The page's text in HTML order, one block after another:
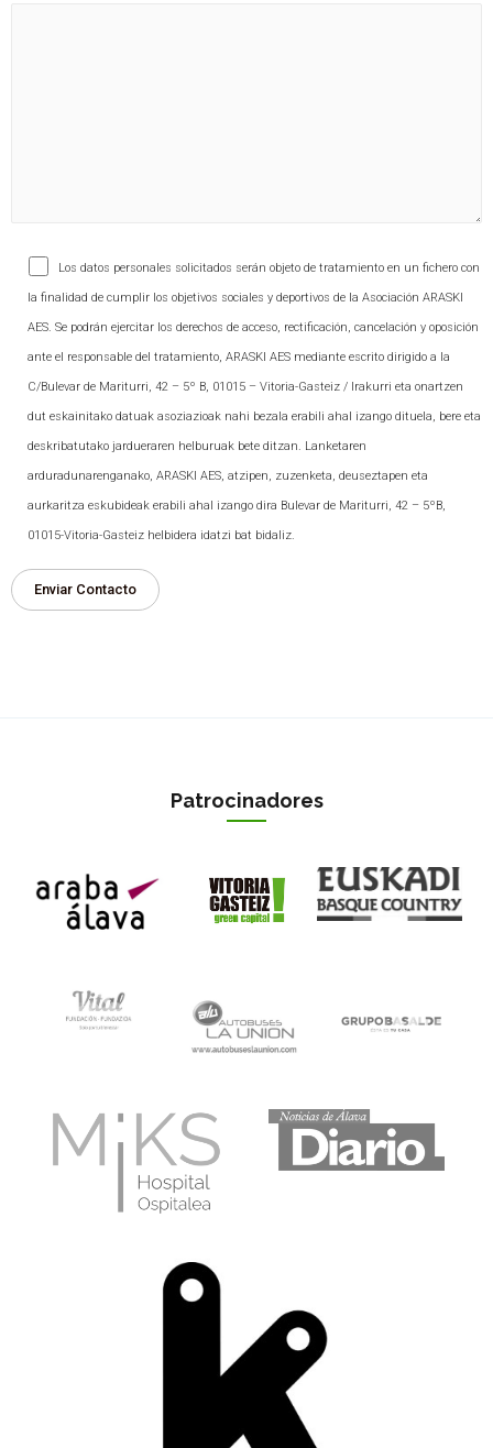
Los datos personales solicitados serán objeto de tratamiento en un fichero con
la finalidad de cumplir los objetivos sociales y deportivos de la Asociación ARASKI
AES. Se podrán ejercitar los derechos de acceso, rectificación, cancelación y oposición
ante el responsable del tratamiento, ARASKI AES mediante escrito dirigido a la
C/Bulevar de Mariturri, 42 – 5º B, 01015 – Vitoria-Gasteiz / Irakurri eta onartzen
dut eskainitako datuak asoziazioak nahi bezala erabili ahal izango dituela, bere eta
deskribatutako jardueraren helburuak bete ditzan. Lanketaren
arduradunarenganako, ARASKI AES, atzipen, zuzenketa, deuseztapen eta
aurkaritza eskubideak erabili ahal izango dira Bulevar de Mariturri, 42 – 5ºB,
01015-Vitoria-Gasteiz helbidera idatzi bat bidaliz.
Patrocinadores